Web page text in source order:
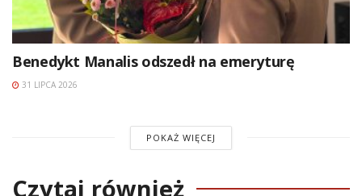
Benedykt Manalis odszedł na emeryturę
31 LIPCA 2026
POKAŻ WIĘCEJ
Czytaj również